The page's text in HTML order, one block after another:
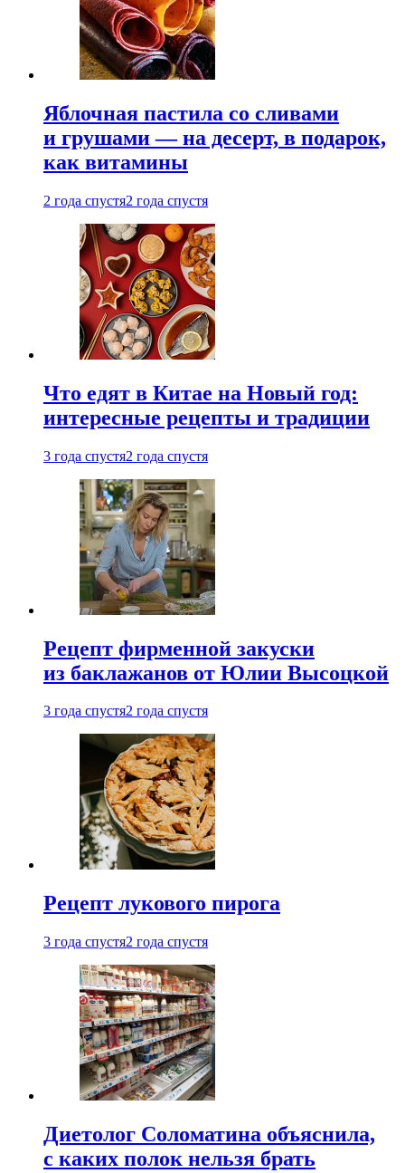
Яблочная пастила со сливами
и грушами — на десерт, в подарок,
как витамины
2 года спустя2 года спустя
Что едят в Китае на Новый год:
интересные рецепты и традиции
3 года спустя2 года спустя
Рецепт фирменной закуски
из баклажанов от Юлии Высоцкой
3 года спустя2 года спустя
Рецепт лукового пирога
3 года спустя2 года спустя
Диетолог Соломатина объяснила,
с каких полок нельзя брать